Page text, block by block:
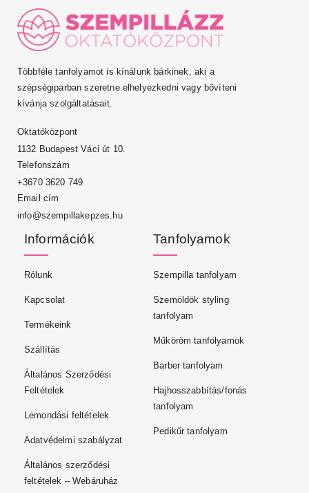
Többféle tanfolyamot is kínálunk bárkinek, aki a
szépségiparban szeretne elhelyezkedni vagy bővíteni
kívánja szolgáltatásait.
Oktatóközpont
1132 Budapest Váci út 10.
Telefonszám
+3670 3620 749
Email cím
info@szempillakepzes.hu
Információk
Rólunk
Kapcsolat
Termékeink
Szállítás
Általános Szerződési
Feltételek
Lemondási feltételek
Adatvédelmi szabályzat
Általános szerződési
feltételek – Webáruház
Tanfolyamok
Szempilla tanfolyam
Szemöldök styling
tanfolyam
Műköröm tanfolyamok
Barber tanfolyam
Hajhosszabbítás/fonás
tanfolyam
Pedikűr tanfolyam